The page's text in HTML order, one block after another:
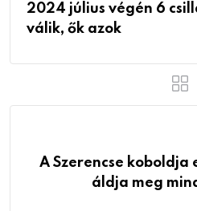
2024 július végén 6
válik, ők azok
A Szerencse
áldja meg